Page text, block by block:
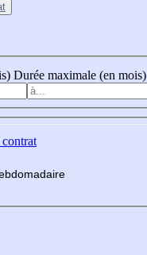
Durée maximale (en mois)
madaire